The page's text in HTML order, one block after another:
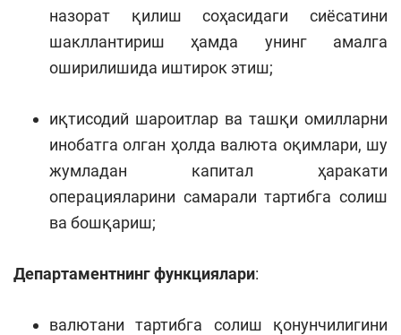
назорат қилиш соҳасидаги сиёсатини
шакллантириш ҳамда унинг амалга
оширилишида иштирок этиш;
иқтисодий шароитлар ва ташқи омилларни
инобатга олган ҳолда валюта оқимлари, шу
жумладан капитал ҳаракати
операцияларини самарали тартибга солиш
ва бошқариш;
Департаментнинг функциялари:
валютани тартибга солиш қонунчилигини